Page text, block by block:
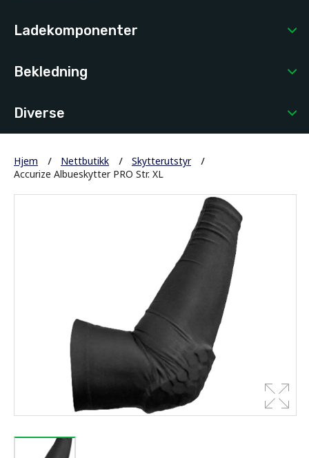
Ladekomponenter
Bekledning
Diverse
Hjem Nettbutikk
Skytterutstyr
Accurize Albueskytter PRO Str. XL